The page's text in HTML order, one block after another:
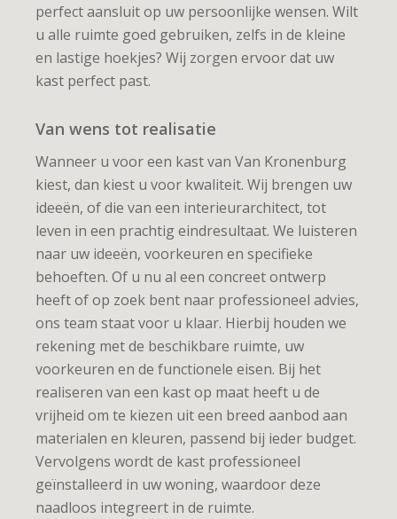
perfect aansluit op uw persoonlijke wensen. Wilt
u alle ruimte goed gebruiken, zelfs in de kleine
en lastige hoekjes? Wij zorgen ervoor dat uw
kast perfect past.
Van wens tot realisatie
Wanneer u voor een kast van Van Kronenburg
kiest, dan kiest u voor kwaliteit. Wij brengen uw
ideeën, of die van een interieurarchitect, tot
leven in een prachtig eindresultaat. We luisteren
naar uw ideeën, voorkeuren en specifieke
behoeften. Of u nu al een concreet ontwerp
heeft of op zoek bent naar professioneel advies,
ons team staat voor u klaar. Hierbij houden we
rekening met de beschikbare ruimte, uw
voorkeuren en de functionele eisen. Bij het
realiseren vaneen kast op maat heeft u de
vrijheid om te kiezen uit een breed aanbod aan
materialen en kleuren, passend bij ieder budget.
Vervolgens wordt de kast professioneel
geïnstalleerd in uw woning, waardoor deze
naadloos integreert in de ruimte.